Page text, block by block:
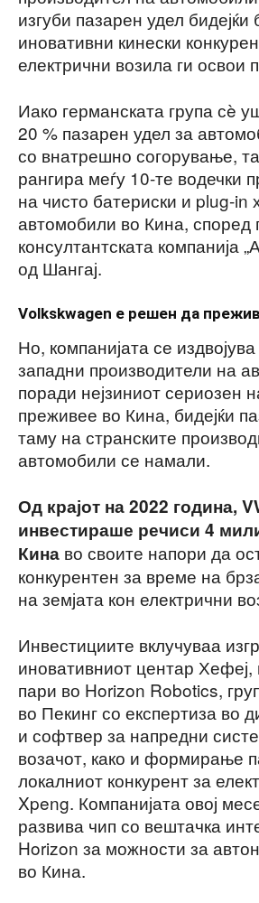
изгуби пазарен удел бидејќи
иновативни кинески
електрични возила ги освои
Иако германската група сè
20 % пазарен удел за
со внатрешно согорување,
рангира меѓу 10-те водечки
на чисто батериски и plug-in
автомобили во Кина, според
консултантската компанија
од Шангај.
Volkskwagen е решен да
Но, компанијата се
западни производители на
поради нејзиниот сериозен
преживее во Кина, бидејќи
таму на странските
автомобили се намали.
Од крајот на 2022 година,
инвестираше речиси 4
Кина во своите напори да
конкурентен за време на
на земјата кон електрични
Инвестициите вклучуваа
иновативниот центар
пари во Horizon Robotics,
во Пекинг со експертиза во
и софтвер за напредни
возачот, како и формирање
локалниот конкурент за
Xpeng. Компанијата овој
развива чип со вештачка
Horizon за можности за
во Кина.